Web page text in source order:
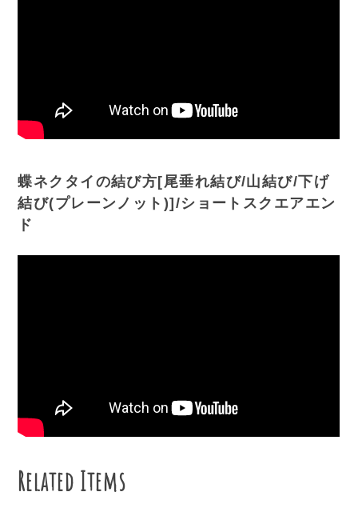
蝶ネクタイの結び方[尾垂れ結び/山結び/下げ
結び(プレーンノット)]/ショートスクエアエン
ド
Related Items